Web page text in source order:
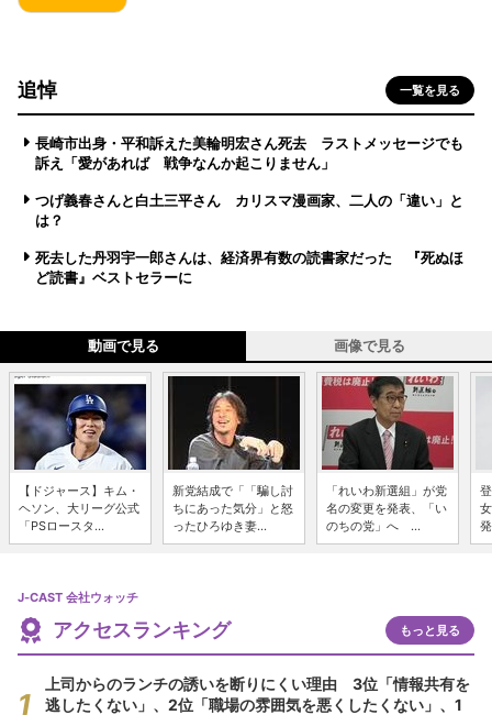
追悼 一覧を見る
長崎市出身・平和訴えた美輪明宏さん死去 ラストメッセージでも
訴え「愛があれば 戦争なんか起こりません」
つげ義春さんと白土三平さん カリスマ漫画家、二人の「違い」と
は？
死去した丹羽宇一郎さんは、経済界有数の読書家だった 『死ぬほ
ど読書』ベストセラーに
動画で見る 画像で見る
【ドジャース】キム・
ヘソン、大リーグ公式
「PSロースタ...
新党結成で「「騙し討
ちにあった気分」と怒
ったひろゆき妻...
「れいわ新選組」が党
名の変更を発表、「い
のちの党」へ ...
J-CAST 会社ウォッチ
アクセスランキング もっと見る
上司からのランチの誘いを断りにくい理由 3位「情報共有を
逃したくない」、2位「職場の雰囲気を悪くしたくない」、1